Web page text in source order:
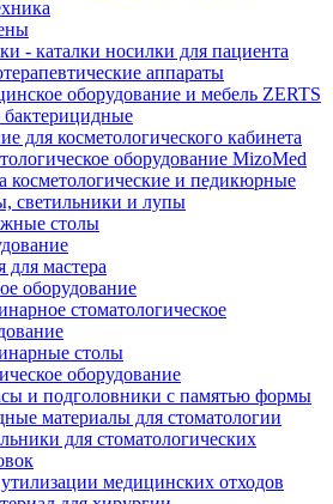
- каталки носилки для пациента
аппараты
оборудование и мебель ZERTS
для косметологического кабинета
оборудование MizoMed
косметологические и педикюрные
светильники и лупы
столы
для мастера
оборудование
стоматологическое
столы
оборудование
и подголовники с памятью формы
материалы для стоматологии
для стоматологических
медицинских отходов